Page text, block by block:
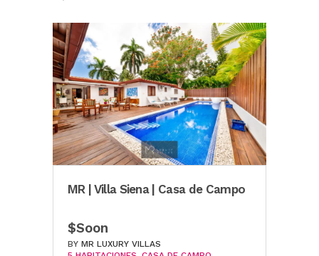
MR | Villa Siena | Casa de Campo
$Soon
BY MR LUXURY VILLAS
MR | Villa Oleandra | Casa de
$Soon